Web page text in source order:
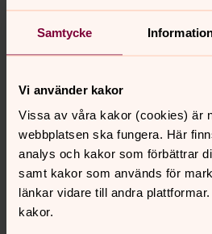
Samtycke
Vi använder kakor
Vissa av våra kakor (cookies) är
webbplatsen ska fungera. Här
analys och kakor som förbättrar
samt kakor som används för
länkar vidare till andra
kakor.